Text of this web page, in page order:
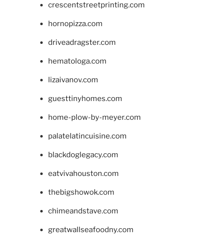
crescentstreetprinting.com
hornopizza.com
driveadragster.com
hematologa.com
lizaivanov.com
guesttinyhomes.com
home-plow-by-meyer.com
palatelatincuisine.com
blackdoglegacy.com
eatvivahouston.com
thebigshowok.com
chimeandstave.com
greatwallseafoodny.com